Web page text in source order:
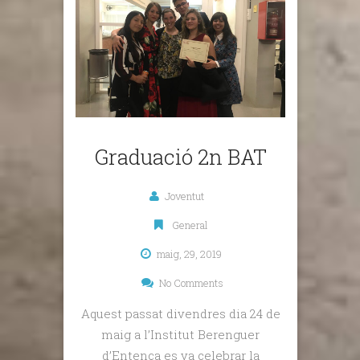
Graduació 2n BAT
Joventut
General
maig, 29, 2019
No Comments
Aquest passat divendres dia 24 de
maig a l’Institut Berenguer
d’Entença es va celebrar la